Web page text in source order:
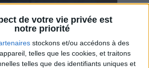
de votre vie privée est
notre priorité
stockons et/ou accédons à des
telles que les cookies, et traitons
telles que des identifiants uniques et
Harrys... Que valent vraiment
ces gâteaux ?